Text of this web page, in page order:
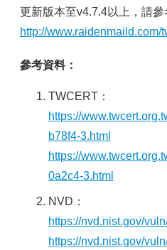
更新版本至v4.7.4以上，請
http://www.raidenmaild.com/
參考資料：
TWCERT：
https://
b78f4-3.html
https://
0a2c4-3.html
NVD：
https://nvd.nist.gov/
https://nvd.nist.gov/